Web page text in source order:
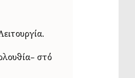
στό